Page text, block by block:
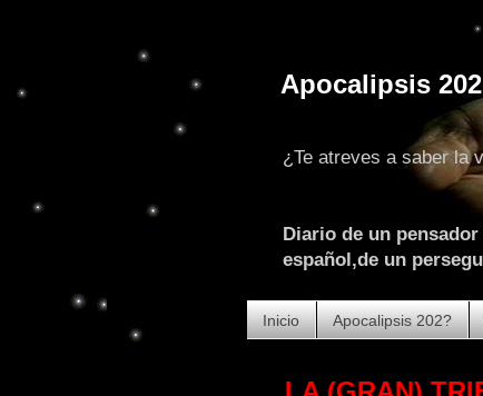
Apocalipsis
¿Te atreves a saber la
Diario de un
español,de un
Inicio Apocalipsis 202?